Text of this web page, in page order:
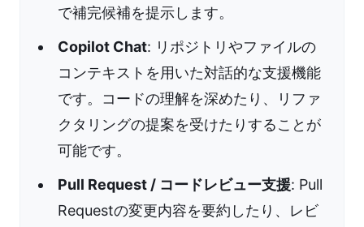
で補完候補を提示します。
Copilot Chat: リポジトリやファイルの
コンテキストを用いた対話的な支援機能
です。コードの理解を深めたり、リファ
クタリングの提案を受けたりすることが
可能です。
Pull Request / コードレビュー支援: Pull
Requestの変更内容を要約したり、レビ